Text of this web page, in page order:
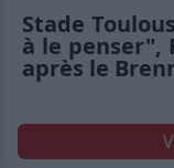
Stade
à le penser",
après le